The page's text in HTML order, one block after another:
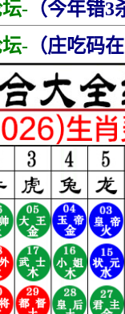
- （今年错
- （庄吃码